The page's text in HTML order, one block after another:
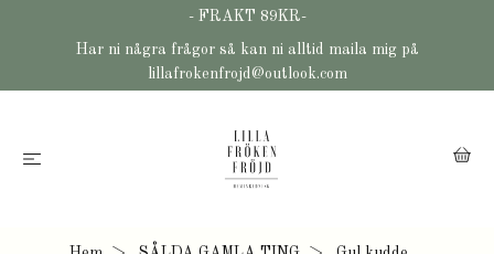
- FRAKT 89KR-
Har ni några frågor så kan ni alltid maila mig på
lillafrokenfrojd@outlook.com